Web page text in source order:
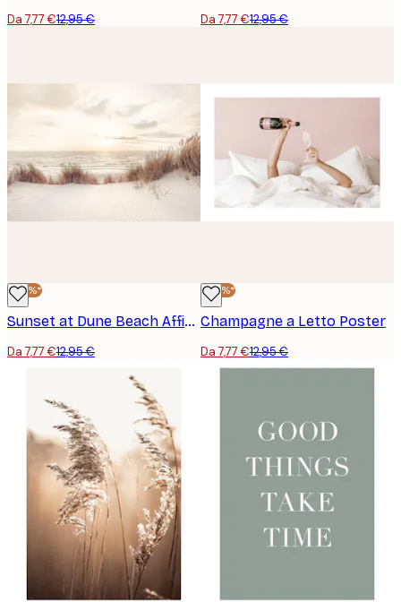
Da 7,77 €12,95 € Da 7,77 €12,95 €
-40%*
Sunset at Dune Beach Affiche
Da 7,77 €12,95 €
-40%*
Champagne a Letto Poster
Da 7,77 €12,95 €